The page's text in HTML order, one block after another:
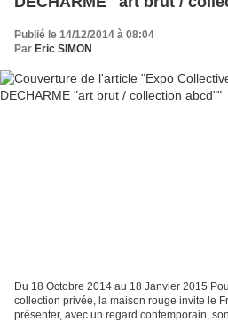
Publié le 14/12/2014 à 08:04
Par Eric SIMON
Du 18 Octobre 2014 au 18 Janvier 2015
collection privée, la maison rouge invite le
présenter, avec un regard contemporain,